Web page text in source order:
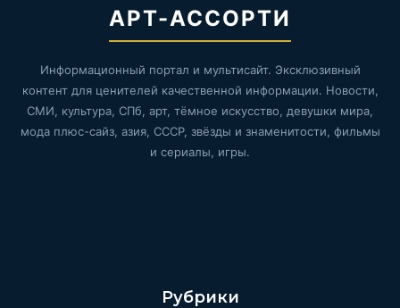
АРТ-АССОРТИ
Информационный портал и мультисайт. Эксклюзивный
контент для ценителей качественной информации. Новости,
СМИ, культура, СПб, арт, тёмное искусство, девушки мира,
мода плюс-сайз, азия, СССР, звёзды и знаменитости, фильмы
и сериалы, игры.
Рубрики